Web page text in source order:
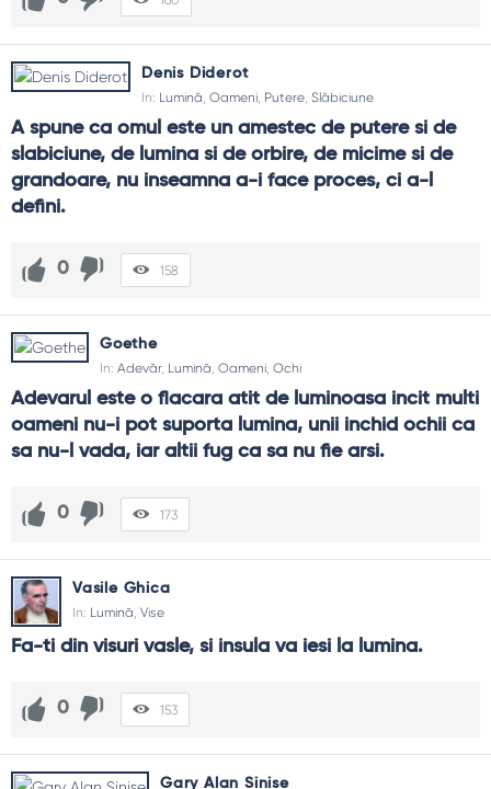
Denis Diderot
In: Lumină Oameni Putere Slăbiciune
A spune ca omul este un amestec de putere si de
slabiciune, de lumina si de orbire, de micime si de
grandoare, nu inseamna a-i face proces, ci a-l
defini.
0 158
Goethe
In: Adevăr, Lumină Oameni Ochi
Adevarul este o flacara atit de luminoasa incit multi
oameni nu-i pot suporta lumina, unii inchid ochii ca
sa nu-l vada, iar altii fug ca sa nu fie arsi.
0 173
Vasile Ghica
In: Lumină Vise
Fa-ti din visuri vasle, si insula va iesi la lumina.
0 153
Gary Alan Sinise